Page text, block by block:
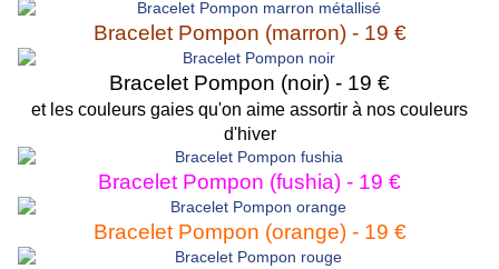
Bracelet Pompon (marron) - 19 €
Bracelet Pompon (noir) - 19 €
et les couleurs gaies qu'on aime assortir à nos couleurs
d'hiver
Bracelet Pompon (fushia) - 19 €
Bracelet Pompon (orange) - 19 €